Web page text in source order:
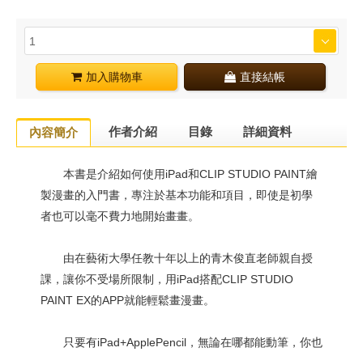
加入購物車 直接結帳
內容簡介 作者介紹 目錄 詳細資料
本書是介紹如何使用iPad和CLIP STUDIO PAINT繪
製漫畫的入門書，專注於基本功能和項目，即使是初學
者也可以毫不費力地開始畫畫。
由在藝術大學任教十年以上的青木俊直老師親自授
課，讓你不受場所限制，用iPad搭配CLIP STUDIO
PAINT EX的APP就能輕鬆畫漫畫。
只要有iPad+ApplePencil，無論在哪都能動筆，你也